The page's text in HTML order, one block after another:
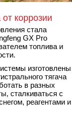
коррозии
стала
GX Pro
топлива и
изготовлены
тягача
в разных
сталкиваться с
реагентами и